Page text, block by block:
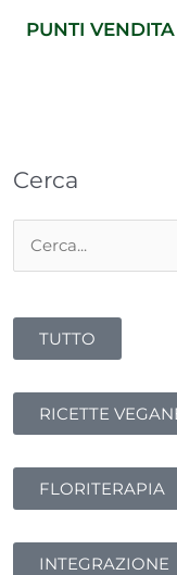
PUNTI VENDITA
Cerca
r
TUTTO
RICETTE
FLORITERAPIA
INTEGRAZIONE